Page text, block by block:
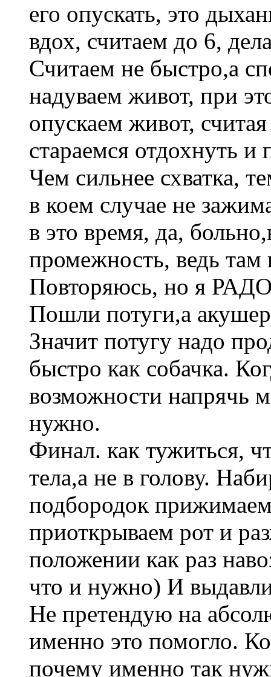
его опускать, это
вдох, считаем до 6,
Считаем не быстро,а
надуваем живот, при
опускаем живот,
стараемся отдохнуть
Чем сильнее схватка,
в коем случае не
в это время, да,
промежность, ведь там
Повторяюсь, но я
Пошли потуги,а
Значит потугу надо
быстро как собачка.
возможности напрячь
нужно.
Финал. как тужиться,
тела,а не в голову.
подбородок
приоткрываем рот и
положении как раз
что и нужно) И
Не претендую на
именно это помогло.
почему именно так